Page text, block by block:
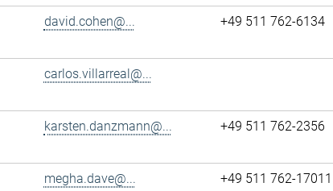
david.cohen@... +49 511 762-6134
carlos.villarreal@...
karsten.danzmann@... +49 511 762-2356
megha.dave@... +49 511 762-17011